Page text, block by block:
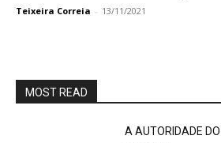
Teixeira Correia - 13/11/2021
MOST READ
A AUTORIDADE